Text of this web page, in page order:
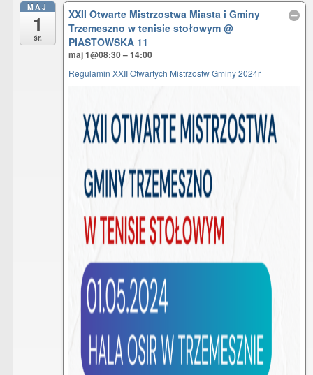
MAJ
1
śr.
XXII Otwarte Mistrzostwa Miasta i Gminy
Trzemeszno w tenisie stołowym@
PIASTOWSKA 11
maj 1@08:30 – 14:00
Regulamin XXII Otwartych Mistrzostw Gminy 2024r